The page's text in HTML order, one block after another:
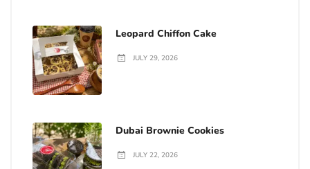
Leopard Chiffon Cake
JULY 29, 2026
Dubai Brownie Cookies
JULY 22, 2026